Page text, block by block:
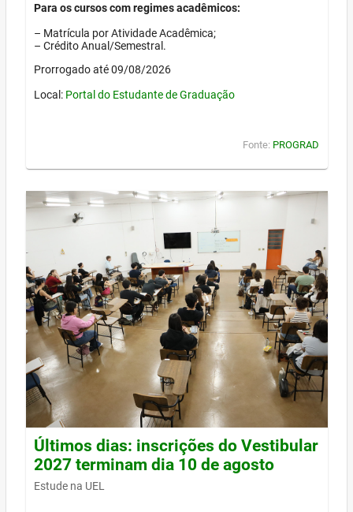
Para os cursos com regimes acadêmicos:
– Matrícula por Atividade Acadêmica;
– Crédito Anual/Semestral.
Prorrogado até 09/08/2026
Local: Portal do Estudante de Graduação
Fonte: PROGRAD
Últimos dias: inscrições do Vestibular
2027 terminam dia 10 de agosto
Estude na UEL